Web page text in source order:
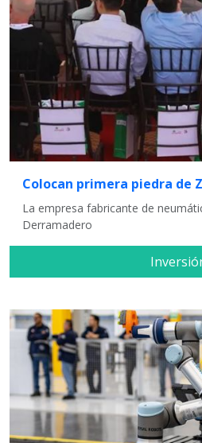
Colocan primera piedra de
La empresa fabricante de
Derramadero